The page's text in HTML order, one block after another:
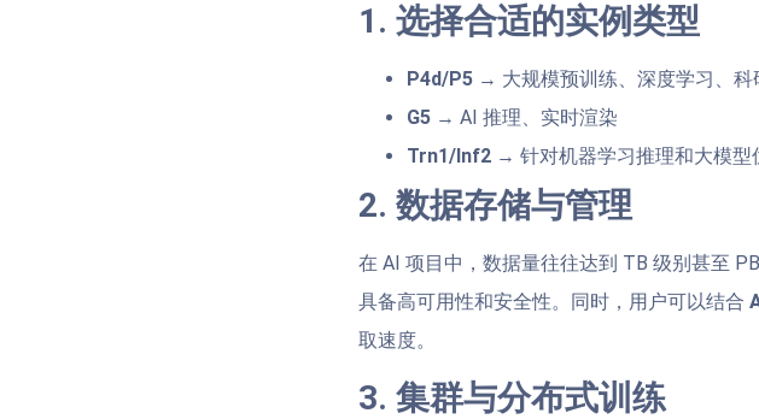
1. 选择合适的实例类型
P4d/P5 → 大规模预训练、深度学习、科
G5 → AI 推理、实时渲染
Trn1/Inf2 → 针对机器学习推理和大模型
2. 数据存储与管理
在 AI 项目中，数据量往往达到 TB 级别甚至
具备高可用性和安全性。同时，用户可以结合
取速度。
3. 集群与分布式训练